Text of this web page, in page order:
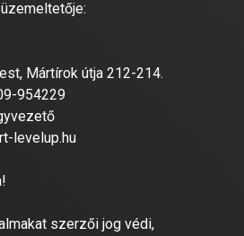
Mártírok útja 212-214.
954229
levelup.hu
szerzői jog védi,